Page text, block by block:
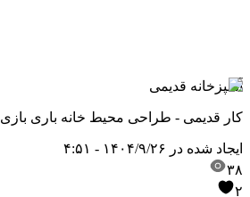
آشپزخانه قدیمی
کار قدیمی - طراحی محیط خانه باری بازی
ایجاد شده در ۱۴۰۴/۹/۲۶ - ۴:۵۱
۳۸
۲